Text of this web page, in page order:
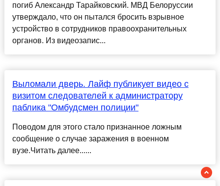
погиб Александр Тарайковский. МВД Белоруссии
утверждало, что он пытался бросить взрывное
устройство в сотрудников правоохранительных
органов. Из видеозапис...
Выломали дверь. Лайф публикует видео с
визитом следователей к администратору
паблика "Омбудсмен полиции"
Поводом для этого стало признанное ложным
сообщение о случае заражения в военном
вузе.Читать далее......